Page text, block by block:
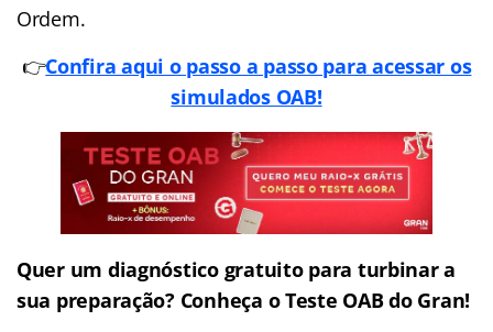
Ordem.
👉Confira aqui o passo a passo para acessar os
simulados OAB!
Quer um diagnóstico gratuito para turbinar a
sua preparação? Conheça o Teste OAB do Gran!